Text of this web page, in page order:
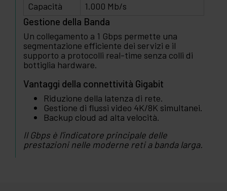
Capacità
1.000 Mb/s
Gestione della Banda
Un collegamento a 1 Gbps permette una
segmentazione efficiente dei servizi e il
supporto a protocolli real-time senza colli di
bottiglia hardware.
Vantaggi della connettività Gigabit
Riduzione della latenza di rete.
Gestione di flussi video 4K/8K simultanei.
Backup cloud ad alta velocità.
Il Gbps è l'indicatore principale delle
prestazioni nelle moderne reti a banda larga.